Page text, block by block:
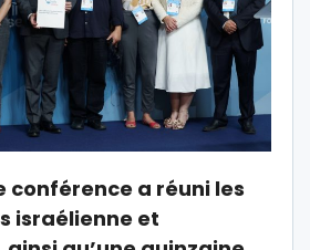
conférence a réuni les
israélienne et